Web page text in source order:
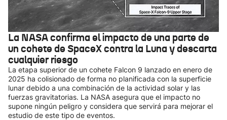
La NASA confirma el impacto de una parte de
un cohete de SpaceX contra la Luna y descarta
cualquier riesgo
La etapa superior de un cohete Falcon 9 lanzado en enero de
2025 ha colisionado de forma no planificada con la superficie
lunar debido a una combinación de la actividad solar y las
fuerzas gravitatorias. La NASA asegura que el impacto no
supone ningún peligro y considera que servirá para mejorar el
estudio de este tipo de eventos.